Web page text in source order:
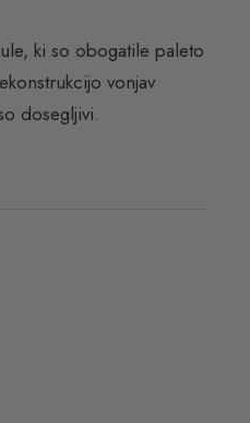
ki so obogatile paleto
vonjav
dosegljivi.